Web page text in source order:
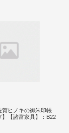
賀ヒノキの御朱印帳
】【諸富家具】：B22